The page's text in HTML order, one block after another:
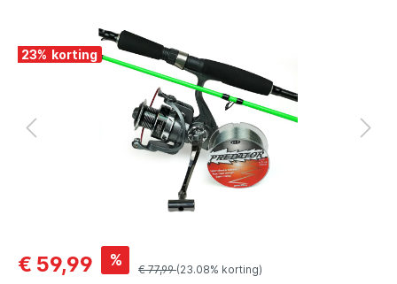
23%
€ 59,99 %
€ 77,99(23.08% korting)